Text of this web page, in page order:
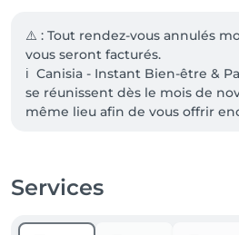
⚠️ : Tout rendez-vous annulés
vous seront facturés.
ℹ️  Canisia - Instant Bien-être &
se réunissent dès le mois de
même lieu afin de vous offrir
📞 Canisia +41﻿791062566
📞Yola      +41762960635
Services